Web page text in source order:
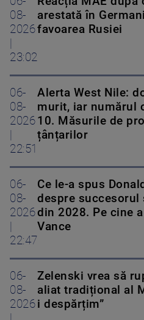
08-
2026
23:02
arestată în
favoarea Rusiei
06-
08-
2026
22:51
Alerta West Nile:
murit, iar numărul
10. Măsurile de
țânțarilor
06-
08-
2026
22:47
Ce le-a spus
despre succesorul
din 2028. Pe cine
Vance
06-
08-
2026
Zelenski vrea să
aliat tradițional al
i despărțim”